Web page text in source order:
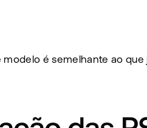
é semelhante ao